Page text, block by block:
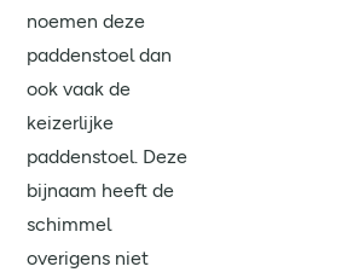
noemen deze
paddenstoel dan
ook vaak de
keizerlijke
paddenstoel. Deze
bijnaam heeft de
schimmel
overigens niet